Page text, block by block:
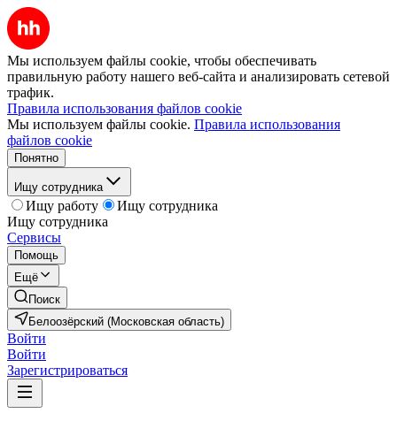
Мы используем файлы cookie, чтобы обеспечивать
правильную работу нашего веб-сайта и анализировать сетевой
трафик.
Правила использования файлов cookie
Мы используем файлы cookie. Правила использования
файлов cookie
Понятно
Ищу сотрудника
Ищу работу
Ищу сотрудника
Ищу сотрудника
Сервисы
Помощь
Ещё
Поиск
Белоозёрский (Московская область)
Войти
Войти
Зарегистрироваться